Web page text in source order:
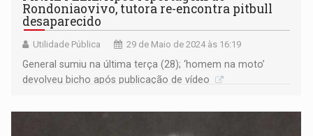
Rondoniaovivo, tutora re-encontra pitbull
desaparecido
Utilidade Pública 29 de Maio de 2024 às 16:19
General sumiu na última terça (28); ‘homem na moto’
devolveu bicho após publicação de vídeo